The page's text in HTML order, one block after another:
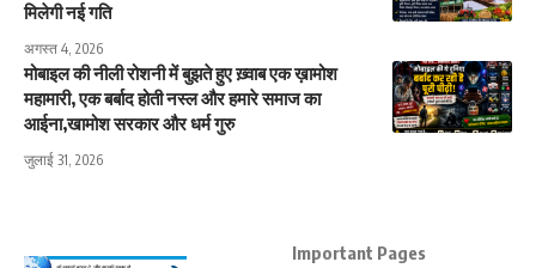
मिलेगी नई गति
अगस्त 4, 2026
मोबाइल की नीली रोशनी में बुझते हुए ख़्वाब एक ख़ामोश
महामारी, एक बर्बाद होती नस्ल और हमारे समाज का
आईना,खामोश सरकार और धर्म गुरु
जुलाई 31, 2026
Important Pages